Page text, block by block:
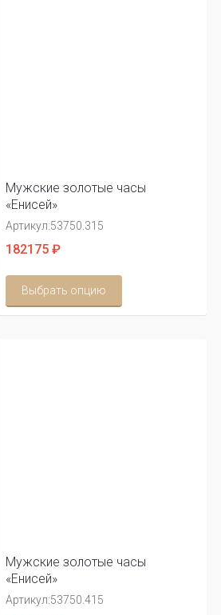
Мужские золотые часы
«Енисей»
Артикул:53750.315
182175 ₽
Выбрать опцию
Мужские золотые часы
«Енисей»
Артикул:53750.415